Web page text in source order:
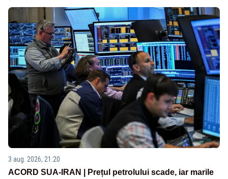
3 aug. 2026, 21:20
ACORD SUA-IRAN | Prețul petrolului scade, iar marile